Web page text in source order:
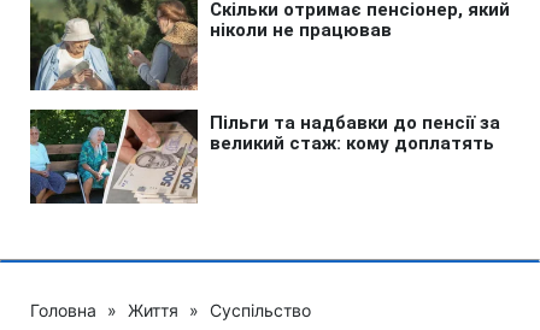
Головна » Життя » Суспільство